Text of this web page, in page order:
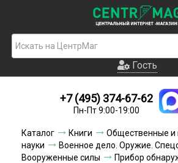
Гость
Новинки
Условия доставки
Условия оплаты
Гость
+7 (495) 374-67-62
Пн-Пт 9:00-19:00
Каталог Книги
Общественные и
науки
Военное дело. Оружие.
Вооруженные силы
Прибор